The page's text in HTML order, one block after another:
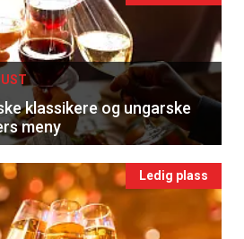
klassikere og ungarske
meny
Ledig plass